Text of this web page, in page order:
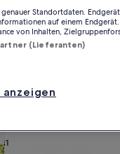
angezeigt.
3 4 5 6
10 11 12
31
Fields vorschwebt,
ob mit
sowie eine
deinem
oder
Standortdaten.
auf einem
von Inhalten,
(Lieferanten)